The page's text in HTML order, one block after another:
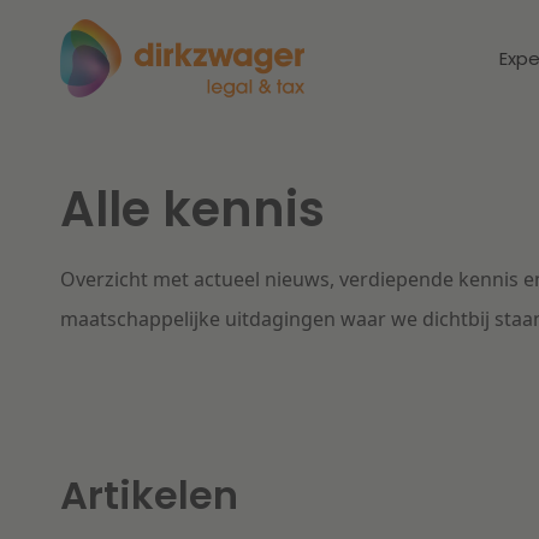
Expertises
Banking & Finance
Thema's
Dichtbij de
energietransitie
Alle kennis
Overzicht met actueel nieuws, verdiepende kennis
maatschappelijke uitdagingen waar we dichtbij
Artikelen